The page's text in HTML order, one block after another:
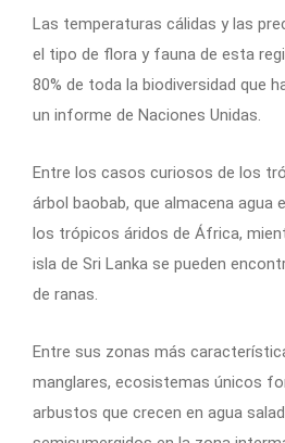
Las temperaturas cálidas y las
el tipo de flora y fauna de esta
80% de toda la biodiversidad que
un informe de Naciones Unidas.
Entre los casos curiosos de los
árbol baobab, que almacena agua
los trópicos áridos de África,
isla de Sri Lanka se pueden
de ranas.
Entre sus zonas más
manglares, ecosistemas únicos
arbustos que crecen en agua